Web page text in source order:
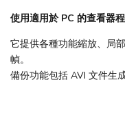
使用適用於 PC 的查看器
它提供各種功能縮放、局
幀。
備份功能包括 AVI 文件生